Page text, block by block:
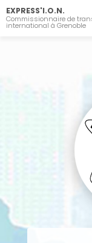
Aller
au
contenu
EXPRESS'I.O.N.
Commissionnaire de transport
international à Grenoble